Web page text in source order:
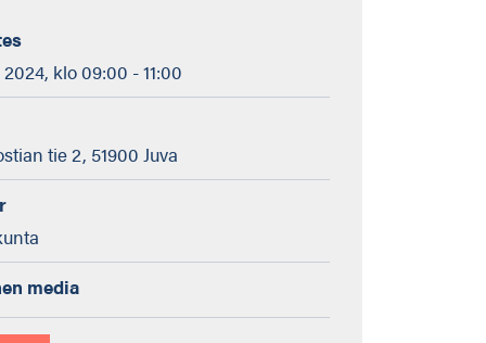
klo 09:00 - 11:00
tie 2, 51900 Juva
media